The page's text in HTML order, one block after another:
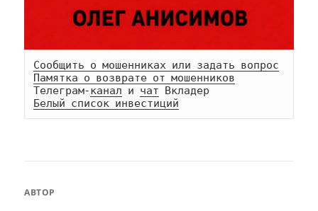
Сообщить о мошенниках или задать вопрос
Памятка о возврате от мошенников
Телеграм-канал и чат
Белый список инвестиций
АВТОР